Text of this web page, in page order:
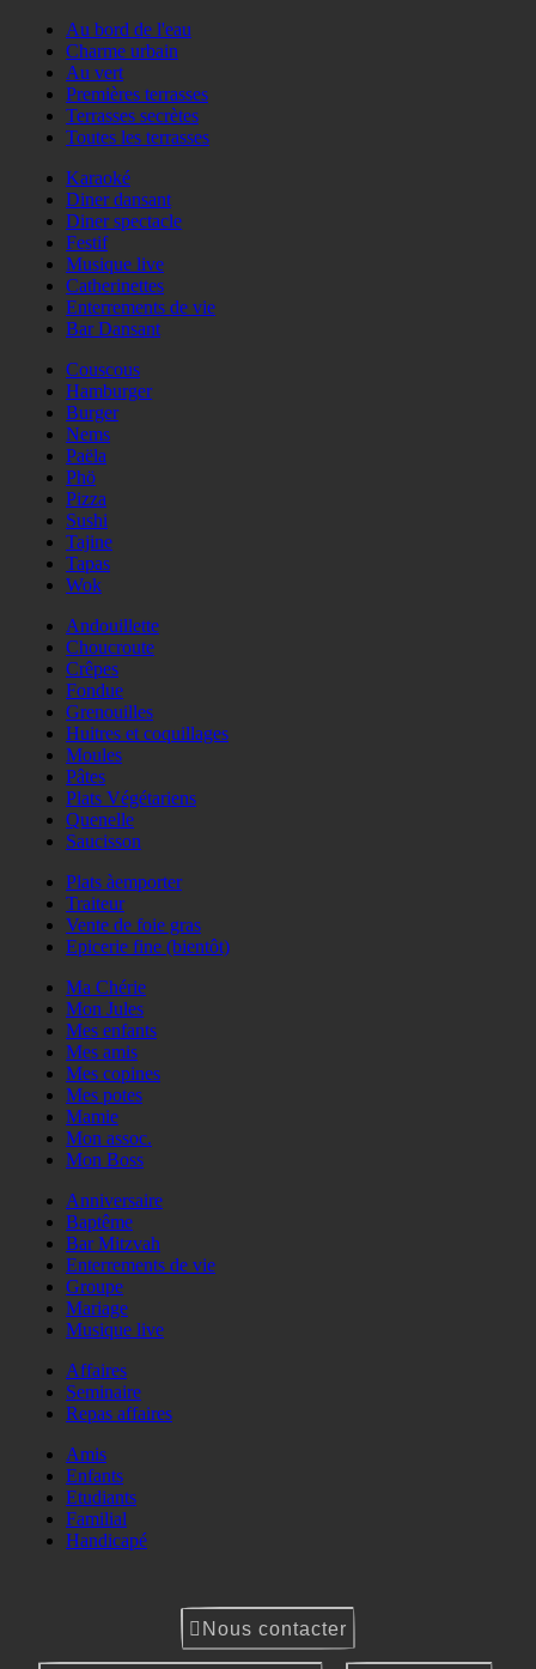
Au bord de l'eau
Charme urbain
Au vert
Premières terrasses
Terrasses secrètes
Toutes les terrasses
Karaoké
Diner dansant
Diner spectacle
Festif
Musique live
Catherinettes
Enterrements de vie
Bar Dansant
Couscous
Hamburger
Burger
Nems
Paëla
Phö
Pizza
Sushi
Tajine
Tapas
Wok
Andouillette
Choucroute
Crêpes
Fondue
Grenouilles
Huitres et coquillages
Moules
Pâtes
Plats Végétariens
Quenelle
Saucisson
Plats àemporter
Traiteur
Vente de foie gras
Epicerie fine (bientôt)
Ma Chérie
Mon Jules
Mes enfants
Mes amis
Mes copines
Mes potes
Mamie
Mon assoc.
Mon Boss
Anniversaire
Baptême
Bar Mitzvah
Enterrements de vie
Groupe
Mariage
Musique live
Affaires
Seminaire
Repas affaires
Amis
Enfants
Etudiants
Familial
Handicapé
Nous contacter